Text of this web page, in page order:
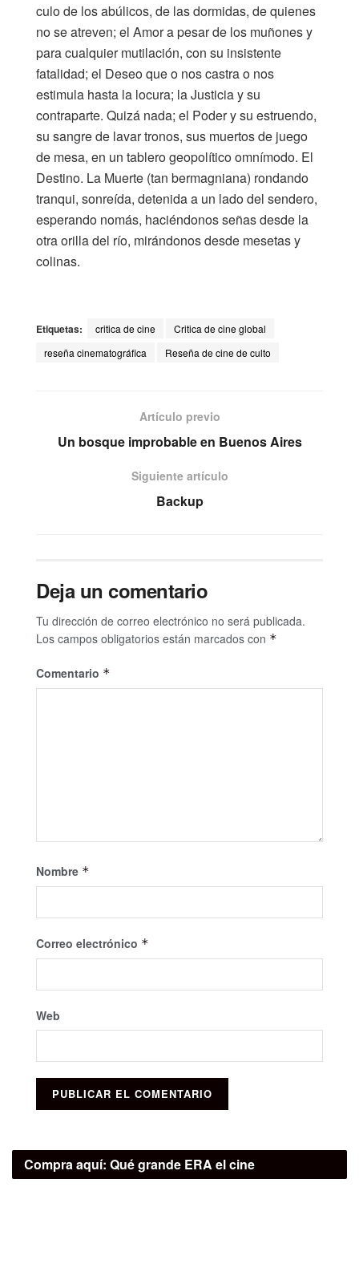
culo de los abúlicos, de las dormidas, de quienes
no se atreven; el Amor a pesar de los muñones y
para cualquier mutilación, con su insistente
fatalidad; el Deseo que o nos castra o nos
estimula hasta la locura; la Justicia y su
contraparte. Quizá nada; el Poder y su estruendo,
su sangre de lavar tronos, sus muertos de juego
de mesa, en un tablero geopolítico omnímodo. El
Destino. La Muerte (tan bermagniana) rondando
tranqui, sonreída, detenida a un lado del sendero,
esperando nomás, haciéndonos señas desde la
otra orilla del río, mirándonos desde mesetas y
colinas.
Etiquetas: critica de cine
Critica de cine global
reseña cinematográfica
Reseña de cine de culto
Artículo previo
Un bosque improbable en Buenos Aires
Siguiente artículo
Backup
Deja un comentario
Tu dirección de correo electrónico no será publicada.
Los campos obligatorios están marcados con *
Comentario *
Nombre *
Correo electrónico *
Web
Compra aquí: Qué grande ERA el cine